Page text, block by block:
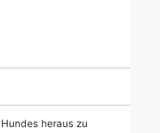
heraus zu